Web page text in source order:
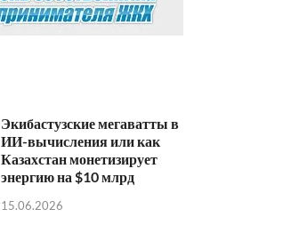
Экибастузские мегаватты в
ИИ-вычисления или как
Казахстан монетизирует
энергию на $10 млрд
15.06.2026